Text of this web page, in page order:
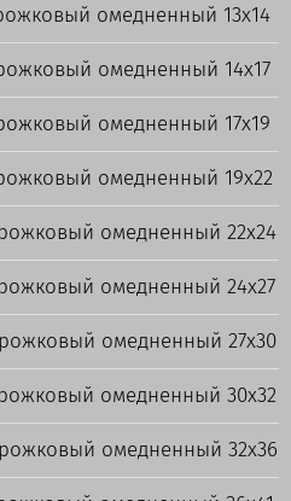
омедненный 13х14
омедненный 14х17
омедненный 17х19
омедненный 19х22
омедненный 22х24
омедненный 24х27
омедненный 27х30
омедненный 30х32
омедненный 32х36